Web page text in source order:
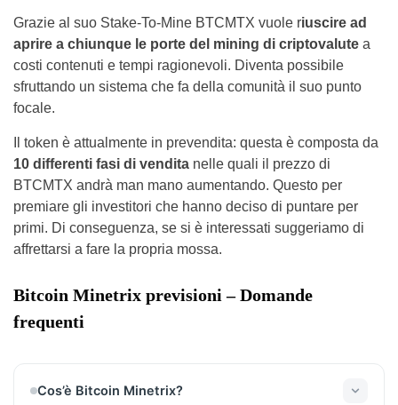
Grazie al suo Stake-To-Mine BTCMTX vuole riuscire ad
aprire a chiunque le porte del mining di criptovalute a
costi contenuti e tempi ragionevoli. Diventa possibile
sfruttando un sistema che fa della comunità il suo punto
focale.
Il token è attualmente in prevendita: questa è composta da
10 differenti fasi di vendita nelle quali il prezzo di
BTCMTX andrà man mano aumentando. Questo per
premiare gli investitori che hanno deciso di puntare per
primi. Di conseguenza, se si è interessati suggeriamo di
affrettarsi a fare la propria mossa.
Bitcoin Minetrix previsioni – Domande
frequenti
Cos’è Bitcoin Minetrix?